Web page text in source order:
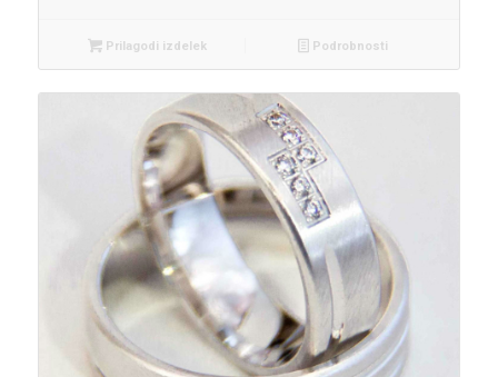
Prilagodi izdelek Podrobnosti